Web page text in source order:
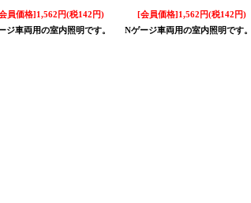
員価格]1,562円(税142円)
ジ車両用の室内照明です。
[会員価格]1,562円(税142円)
Nゲージ車両用の室内照明です。